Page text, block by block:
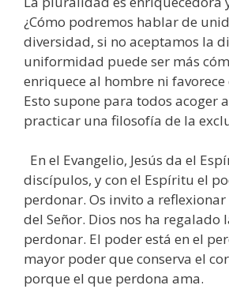
¿Cómo podremos hablar de
diversidad, si no aceptamos la
uniformidad puede ser más
enriquece al hombre ni
Esto supone para todos acoger
practicar una filosofía de la
En el Evangelio, Jesús da el
discípulos, y con el Espíritu el
perdonar. Os invito a reflexionar
del Señor. Dios nos ha regalado
perdonar. El poder está en el
mayor poder que conserva el
porque el que perdona ama.